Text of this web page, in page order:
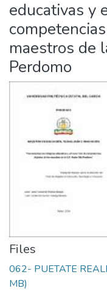
Manuales
educativas y
maestros de
Perdomo
Files
062- PUETATE
MB)